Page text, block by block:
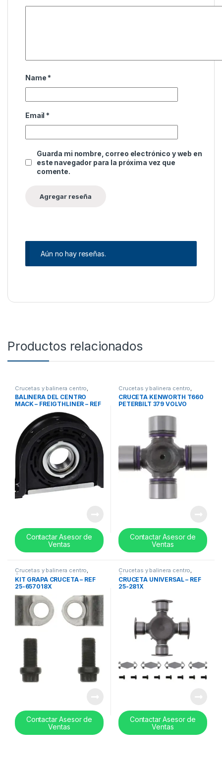
Name *
Email *
Guarda mi nombre, correo electrónico y web en
este navegador para la próxima vez que
comente.
Aún no hay reseñas.
Productos relacionados
Crucetas y balinera centro
Balinera centro
BALINERA DEL CENTRO
MACK – FREIGTHLINER – REF
Contactar Asesor de
Ventas
Crucetas y balinera centro
Cruceta
CRUCETA KENWORTH T660
PETERBILT 379 VOLVO
Contactar Asesor de
Ventas
Crucetas y balinera centro,
Cruceta
KIT GRAPA CRUCETA – REF
25-657018X
Contactar Asesor de
Ventas
Crucetas y balinera centro,
Cruceta
CRUCETA UNIVERSAL – REF
25-281X
Contactar Asesor de
Ventas